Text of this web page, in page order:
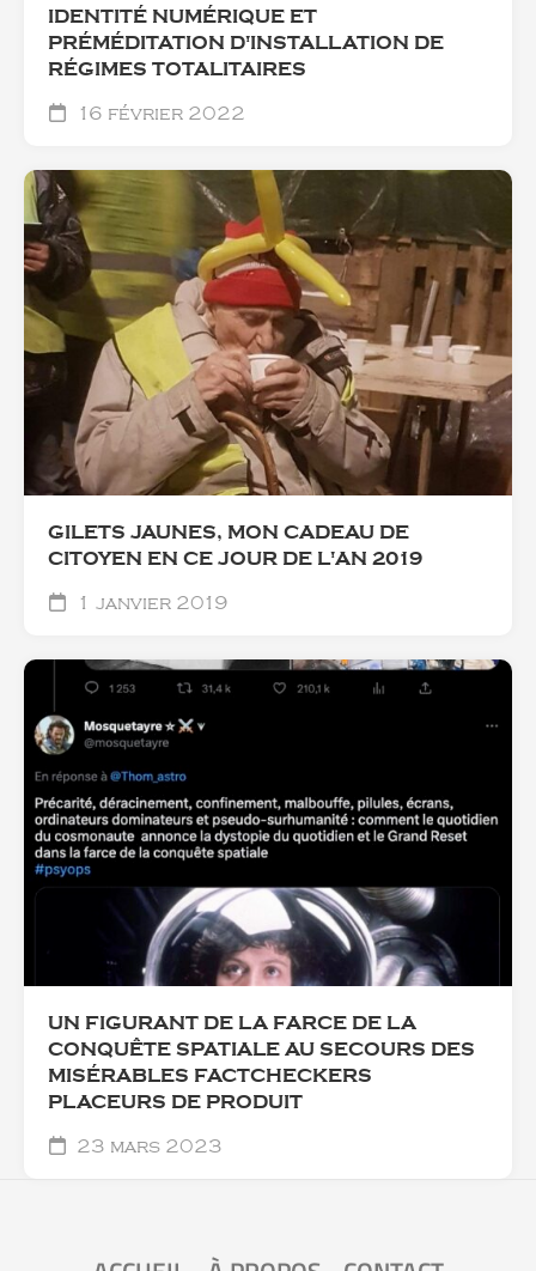
IDENTITÉ NUMÉRIQUE ET
PRÉMÉDITATION D'INSTALLATION DE
RÉGIMES TOTALITAIRES
16 février 2022
GILETS JAUNES, MON CADEAU DE
CITOYEN EN CE JOUR DE L'AN 2019
1 janvier 2019
UN FIGURANT DE LA FARCE DE LA
CONQUÊTE SPATIALE AU SECOURS DES
MISÉRABLES FACTCHECKERS
PLACEURS DE PRODUIT
23 mars 2023